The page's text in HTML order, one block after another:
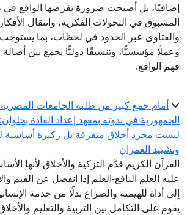
إضافيًا، بل أصبحت ضرورة يفرضها الواقع في
المسبوق في التحولات الفكرية، وانتقال
والفتاوى عبر الحدود في لحظات، بما يستوجب
وعملًا مؤسسيًّا، وتنسيقًا دوليًّا يجمع بين
فهم الواقع.
أمام جمع كبير من طلبة الجامعات
الجمهورية في ندوته بمعهد إعداد القادة
ليست مجرد أخلاق متفرقة بل ركيزة أساسية
وتشييد العمران
القرآن الكريم قدَّم التزكية والأخلاق لأنها
عليه العلم النافع-العلم إذا انفصل عن القيم
إلى أداة للهيمنة والصراع بدلًا من خدمة
يقوم على التكامل بين التربية والتعليم